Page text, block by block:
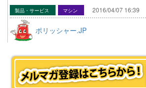
製品・サービス マシン 2016/04/07 16:39
ポリッシャー.JP